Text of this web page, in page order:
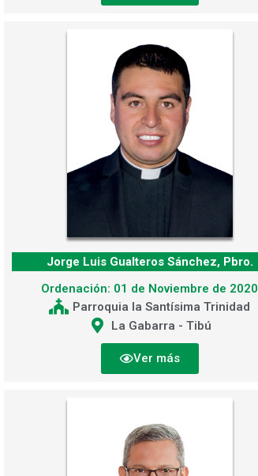
Jorge Luis Gualteros Sánchez, Pbro.
Ordenación: 01 de Noviembre de 2020
Parroquia la Santísima Trinidad
La Gabarra - Tibú
Ver más